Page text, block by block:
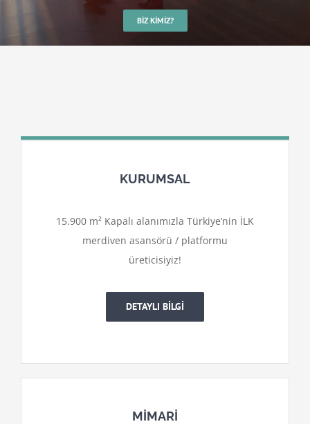
BIZ KIMIZ?
KURUMSAL
15.900 m² Kapalı alanımızla Türkiye’nin İLK
merdiven asansörü / platformu
üreticisiyiz!
DETAYLI BİLGİ
MİMARİ